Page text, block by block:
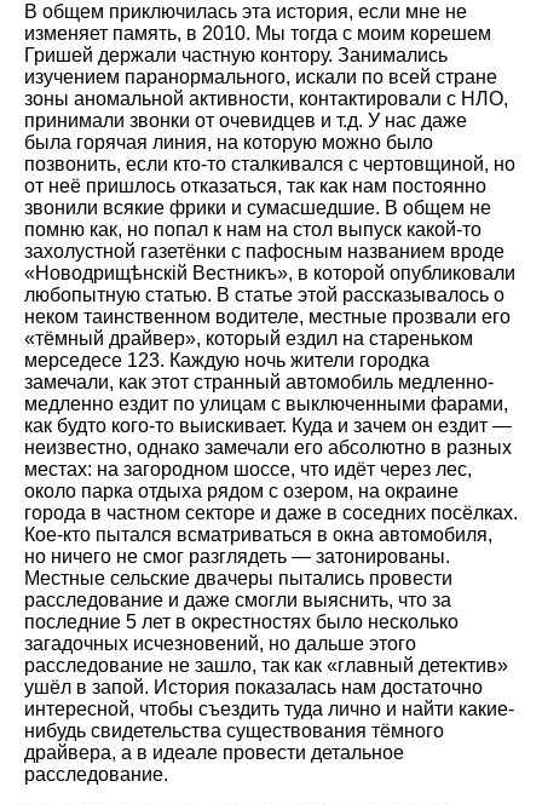
В общем приключилась эта история, если мне не
изменяет память, в 2010. Мы тогда с моим корешем
Гришей держали частную контору. Занимались
изучением паранормального, искали по всей стране
зоны аномальной активности, контактировали с НЛО,
принимали звонки от очевидцев и т.д. У нас даже
была горячая линия, на которую можно было
позвонить, если кто-то сталкивался с чертовщиной, но
от неё пришлось отказаться, так как нам постоянно
звонили всякие фрики и сумасшедшие. В общем не
помню как, но попал к нам на стол выпуск какой-то
захолустной газетёнки с пафосным названием вроде
«Новодрищѣнскiй Вестникъ», в которой опубликовали
любопытную статью. В статье этой рассказывалось о
неком таинственном водителе, местные прозвали его
«тёмный драйвер», который ездил на стареньком
мерседесе 123. Каждую ночь жители городка
замечали, как этот странный автомобиль медленно-
медленно ездит по улицам с выключенными фарами,
как будто кого-то выискивает. Куда и зачем он ездит —
неизвестно, однако замечали его абсолютно в разных
местах: на загородном шоссе, что идёт через лес,
около парка отдыха рядом с озером, на окраине
города в частном секторе и даже в соседних посёлках.
Кое-кто пытался всматриваться в окна автомобиля,
но ничего не смог разглядеть — затонированы.
Местные сельские двачеры пытались провести
расследование и даже смогли выяснить, что за
последние 5 лет в окрестностях было несколько
загадочных исчезновений, но дальше этого
расследование не зашло, так как «главный детектив»
ушёл в запой. История показалась нам достаточно
интересной, чтобы съездить туда лично и найти какие-
нибудь свидетельства существования тёмного
драйвера, а в идеале провести детальное
расследование.